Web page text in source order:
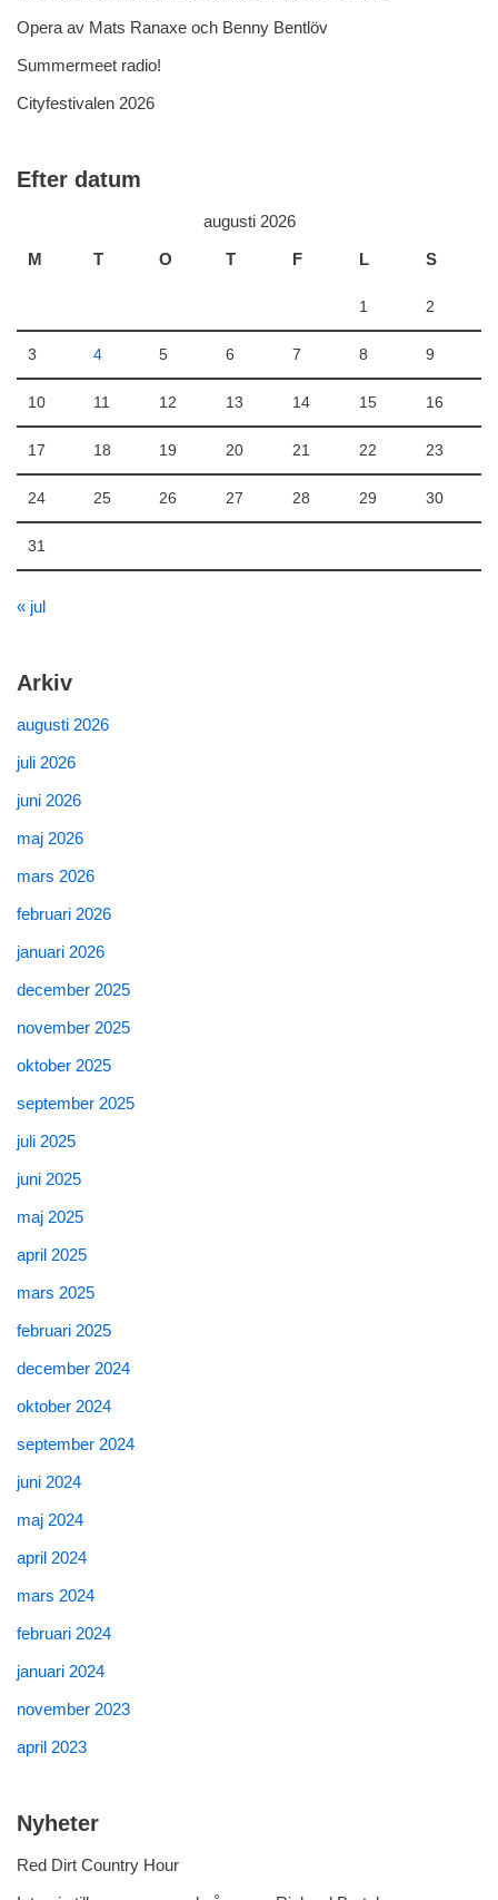
Opera av Mats Ranaxe och Benny Bentlöv
Summermeet radio!
Cityfestivalen 2026
Efter datum
augusti 2026
M
T O T F L S
1 2
3 4 5 6 7 8 9
10 11 12 13 14 15 16
17 18 19 20 21 22 23
24 25 26 27 28 29 30
31
« jul
Arkiv
augusti 2026
juli 2026
juni 2026
maj 2026
mars 2026
februari 2026
januari 2026
december 2025
november 2025
oktober 2025
september 2025
juli 2025
juni 2025
maj 2025
april 2025
mars 2025
februari 2025
december 2024
oktober 2024
september 2024
juni 2024
maj 2024
april 2024
mars 2024
februari 2024
januari 2024
november 2023
april 2023
Nyheter
Red Dirt Country Hour